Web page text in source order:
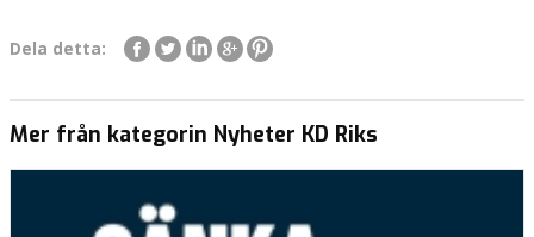
Dela detta:
Mer från kategorin Nyheter KD Riks